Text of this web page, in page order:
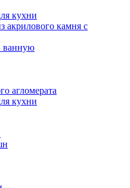
кухни
акрилового камня с
ванную
агломерата
кухни